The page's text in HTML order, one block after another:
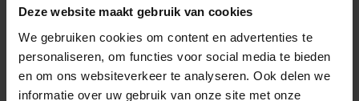
Deze website maakt gebruik van cookies
We gebruiken cookies om content en advertenties te
personaliseren, om functies voor social media te bieden
en om ons websiteverkeer te analyseren. Ook delen we
informatie over uw gebruik van onze site met onze
Wij wensen Bastiaan erg veel succes en plezier in
Amerika!